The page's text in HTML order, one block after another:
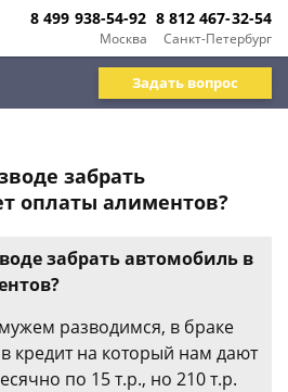
Москва
8 499 938-54-92
Санкт-Петербург
8 812 467-32-54
Задать вопрос
забрать
оплаты алиментов?
забрать автомобиль в
разводимся, в браке
кредит на который нам дают
по 15 т.р., но 210 т.р.